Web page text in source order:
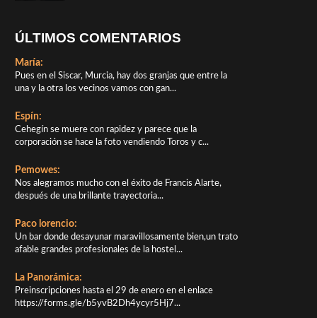
ÚLTIMOS COMENTARIOS
María:
Pues en el Siscar, Murcia, hay dos granjas que entre la
una y la otra los vecinos vamos con gan...
Espín:
Cehegín se muere con rapidez y parece que la
corporación se hace la foto vendiendo Toros y c...
Pemowes:
Nos alegramos mucho con el éxito de Francis Alarte,
después de una brillante trayectoria...
Paco lorencio:
Un bar donde desayunar maravillosamente bien,un trato
afable grandes profesionales de la hostel...
La Panorámica:
Preinscripciones hasta el 29 de enero en el enlace
https://forms.gle/b5yvB2Dh4ycyr5Hj7...